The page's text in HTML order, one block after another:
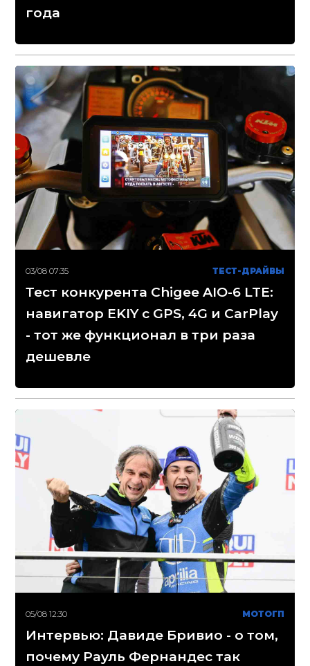
года
03/08 07:35 ТЕСТ-ДРАЙВЫ
Тест конкурента Chigee AIO-6 LTE:
навигатор EKIY с GPS, 4G и CarPlay
- тот же функционал в три раза
дешевле
05/08 12:30 МОТОГП
Интервью: Давиде Бривио - о том,
почему Рауль Фернандес так